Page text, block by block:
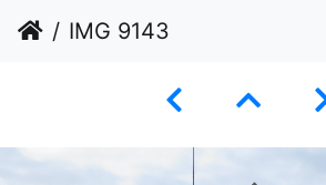
IMG 9143